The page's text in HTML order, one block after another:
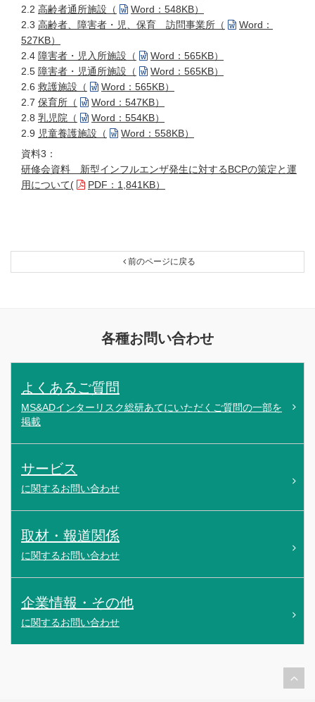
2.2 高齢者通所施設（
Word：548KB）
2.3 高齢者、障害者・児、保育 訪問事業所（
Word：
527KB）
2.4 障害者・児入所施設（
Word：565KB）
2.5 障害者・児通所施設（
Word：565KB）
2.6 救護施設（
Word：565KB）
2.7 保育所（
Word：547KB）
2.8 乳児院（
Word：554KB）
2.9 児童養護施設（
Word：558KB）
資料3：
研修会資料 新型インフルエンザ発生に対するBCPの策定と運
用について(
PDF：1,841KB）
前のページに戻る
各種お問い合わせ
よくあるご質問
MS&ADインターリスク総研あてにいただくご質問の一部を
掲載
サービス
に関するお問い合わせ
取材・報道関係
に関するお問い合わせ
企業情報・その他
に関するお問い合わせ